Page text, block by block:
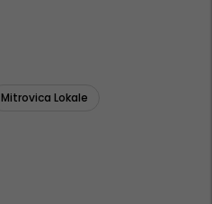
Mitrovica Lokale